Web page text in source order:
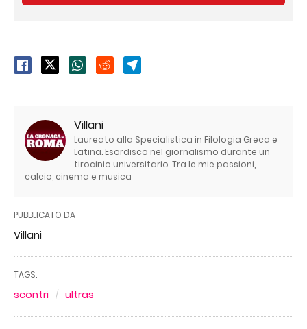
Villani
Laureato alla Specialistica in Filologia Greca e
Latina. Esordisco nel giornalismo durante un
tirocinio universitario. Tra le mie passioni,
calcio, cinema e musica
PUBBLICATO DA
Villani
TAGS:
scontri ultras